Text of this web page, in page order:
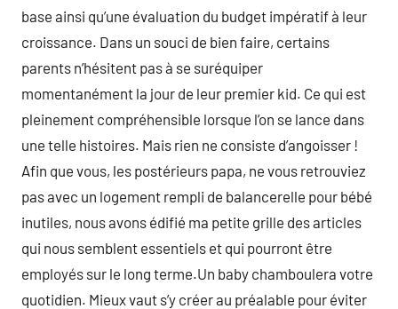
base ainsi qu’une évaluation du budget impératif à leur
croissance. Dans un souci de bien faire, certains
parents n’hésitent pas à se suréquiper
momentanément la jour de leur premier kid. Ce qui est
pleinement compréhensible lorsque l’on se lance dans
une telle histoires. Mais rien ne consiste d’angoisser !
Afin que vous, les postérieurs papa, ne vous retrouviez
pas avec un logement rempli de balancerelle pour bébé
inutiles, nous avons édifié ma petite grille des articles
qui nous semblent essentiels et qui pourront être
employés sur le long terme.Un baby chamboulera votre
quotidien. Mieux vaut s’y créer au préalable pour éviter